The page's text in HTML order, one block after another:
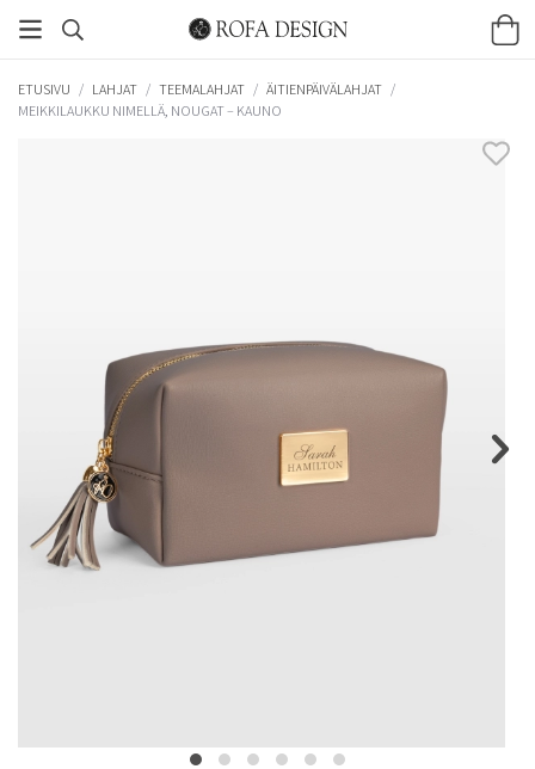
ETUSIVU / LAHJAT / TEEMALAHJAT / ÄITIENPÄIVÄLAHJAT /
MEIKKILAUKKU NIMELLÄ, NOUGAT – KAUNO